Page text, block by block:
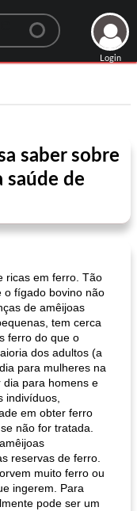
Login
saber sobre
saúde de
ricas em ferro. Tão
o fígado bovino não
de amêijoas
tem cerca
ferro do que o
dos adultos (a
para mulheres na
dia para homens e
indivíduos,
em obter ferro
não for tratada.
reservas de ferro.
muito ferro ou
ingerem. Para
pode ser um